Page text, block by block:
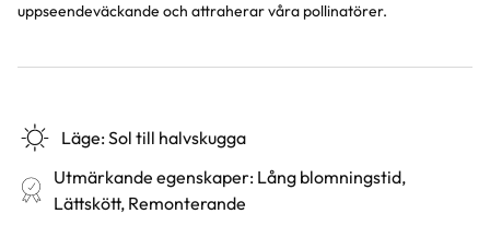
uppseendeväckande och attraherar våra pollinatörer.
Läge:Sol till halvskugga
Utmärkande egenskaper: Lång blomningstid,
Lättskött, Remonterande